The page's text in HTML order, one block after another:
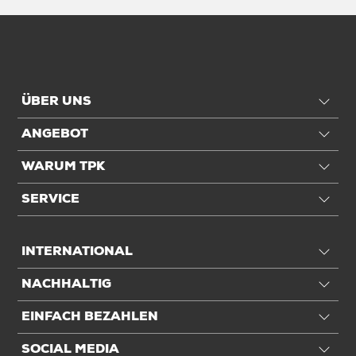
ÜBER UNS
ANGEBOT
WARUM TPK
SERVICE
INTERNATIONAL
NACHHALTIG
EINFACH BEZAHLEN
SOCIAL MEDIA